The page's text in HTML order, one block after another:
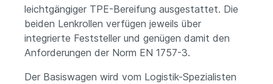
leichtgängiger TPE-Bereifung ausgestattet. Die
beiden Lenkrollen verfügen jeweils über
integrierte Feststeller und genügen damit den
Anforderungen der Norm EN 1757-3.
Der Basiswagen wird vom Logistik-Spezialisten